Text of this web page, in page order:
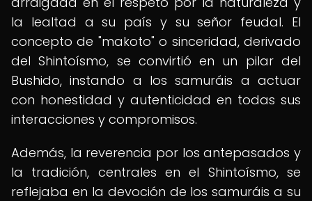
la lealtad a su país y su señor feudal. El
concepto de "makoto" o sinceridad, derivado
del Shintoísmo, se convirtió en un pilar del
Bushido, instando a los samuráis a actuar
con honestidad y autenticidad en todas sus
interacciones y compromisos.
Además, la reverencia por los antepasados y
la tradición, centrales en el Shintoísmo, se
reflejaba en la devoción de los samuráis a su